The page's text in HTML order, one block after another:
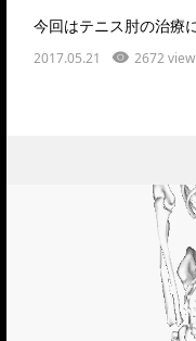
2017.05.21 2672 view